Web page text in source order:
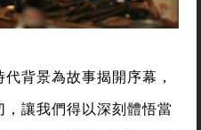
背景為故事揭開序幕，
讓我們得以深刻體悟當